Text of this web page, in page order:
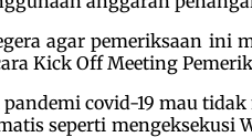
agar pemeriksaan ini
Kick Off Meeting
covid-19 mau
seperti mengeksekusi